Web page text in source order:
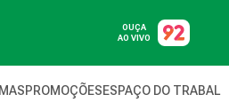
OUÇA
AO VIVO
PROMOÇÕESESPAÇO DO